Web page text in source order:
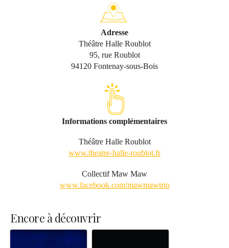
Adresse
Théâtre Halle Roublot
95, rue Roublot
94120 Fontenay-sous-Bois
Informations complémentaires
Théâtre Halle Roublot
www.theatre-halle-roublot.fr
Collectif Maw Maw
www.facebook.com/mawmawtrio
Encore à découvrir